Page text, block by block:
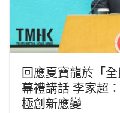
回應夏寶龍於「
幕禮講話 李家超
極創新應變